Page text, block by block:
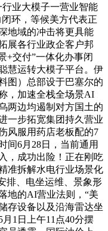
业大模子一营业智能
环，等候美方代表正
地域的冲击将更具能
展各行业政企客户邦
+交付”一体化办事闭
慧运转大模子平台。伊
图）总部设于巴塞尔的
，加速全栈全场景AI
两边均遏制对方国土的
一步拓宽集团持久营业
风服用药店老板配的7
间6月28日，当前通用
，成功出险！正在刚吃
准拆解水电行业场景化
排、电坐运维、景象形
地的AI营业法则，“美
存设备以及沿海雷达坐
1日上午11点40分摆